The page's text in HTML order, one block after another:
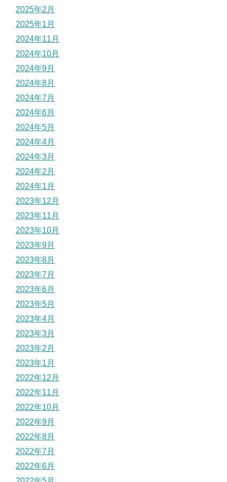
2025年2月
2025年1月
2024年11月
2024年10月
2024年9月
2024年8月
2024年7月
2024年6月
2024年5月
2024年4月
2024年3月
2024年2月
2024年1月
2023年12月
2023年11月
2023年10月
2023年9月
2023年8月
2023年7月
2023年6月
2023年5月
2023年4月
2023年3月
2023年2月
2023年1月
2022年12月
2022年11月
2022年10月
2022年9月
2022年8月
2022年7月
2022年6月